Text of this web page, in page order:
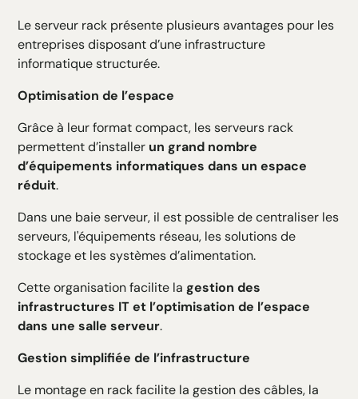
Le serveur rack présente plusieurs avantages pour les
entreprises disposant d’une infrastructure
informatique structurée.
Optimisation de l’espace
Grâce à leur format compact, les serveurs rack
permettent d’installer un grand nombre
d’équipements informatiques dans un espace
réduit.
Dans une baie serveur, il est possible de centraliser les
serveurs, l'équipements réseau, les solutions de
stockage et les systèmes d’alimentation.
Cette organisation facilite lagestion des
infrastructures IT et l’optimisation de l’espace
dans une salle serveur.
Gestion simplifiée de l’infrastructure
Le montage en rack facilite la gestion des câbles, la